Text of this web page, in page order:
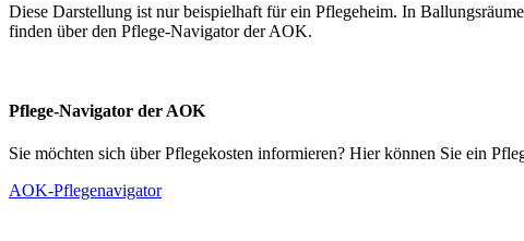
Diese Darstellung ist nur beispielhaft für ein Pflegeheim. In
finden über den Pflege-Navigator der AOK.
Pflege-Navigator der AOK
Sie möchten sich über Pflegekosten informieren? Hier können Sie ein
AOK-Pflegenavigator